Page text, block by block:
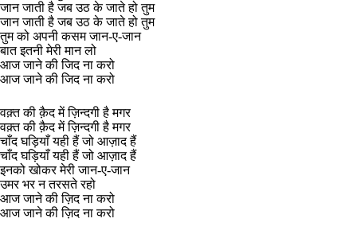
जान जाती है जब उठ के जाते हो तुम
जान जाती है जब उठ के जाते हो तुम
तुम को अपनी कसम जान-ए-जान
बात इतनी मेरी मान लो
आज जाने की जिद ना करो
आज जाने की जिद ना करो
वक़्त की क़ैद में ज़िन्दगी है मगर
वक़्त की क़ैद में ज़िन्दगी है मगर
चाँद घड़ियाँ यही हैं जो आज़ाद हैं
चाँद घड़ियाँ यही हैं जो आज़ाद हैं
इनको खोकर मेरी जान-ए-जान
उमर भर न तरसते रहो
आज जाने की ज़िद ना करो
आज जाने की ज़िद ना करो